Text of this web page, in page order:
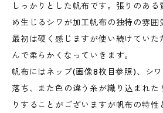
しっかりとした帆布です。張りのある
め生じるシワが加工帆布の独特の雰囲
最初は硬く感じますが使い続けていた
んで柔らかくなっていきます。
帆布にはネップ(画像8枚目参照)、シ
落ち、また色の違う糸が織り込まれた
りすることがございますが帆布の特性